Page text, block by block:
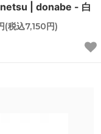
| donabe - 白
(税込7,150円)